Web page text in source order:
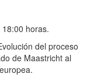
horas.
del proceso
de Maastricht al